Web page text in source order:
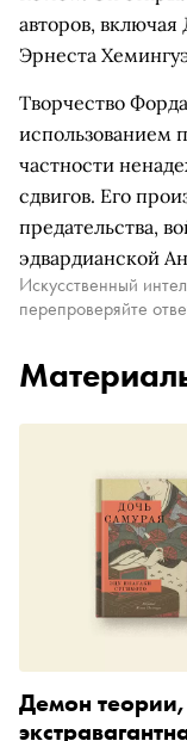
авторов,
Эрнеста
Творчество
использованием
частности
сдвигов. Его
предательства,
эдвардианской
Искусственный
перепроверяйте
Демон